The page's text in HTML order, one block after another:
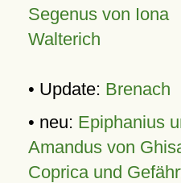
Segenus von Iona
Walterich
• Update: Brenach
• neu: Epiphanius
Amandus von
Coprica und